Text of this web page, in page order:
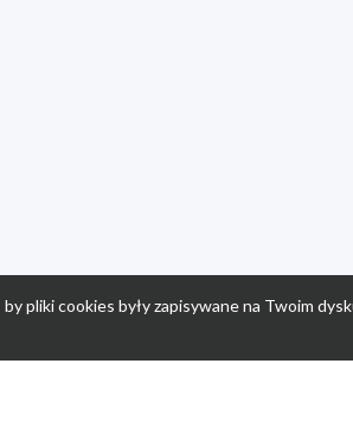
pliki cookies były zapisywane na Twoim